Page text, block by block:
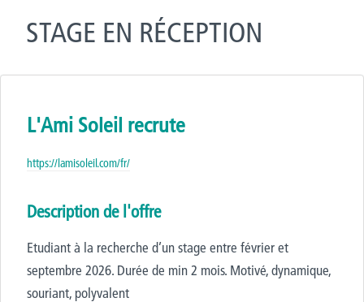
Contact
Presse
OEH
Rencontrez-nous
Inscriptions
STAGE EN RÉCEPTION
L'Ami Soleil recrute
https://lamisoleil.com/fr/
Description de l'offre
Etudiant à la recherche d’un stage entre février et
septembre 2026. Durée de min 2 mois. Motivé, dynamique,
souriant, polyvalent